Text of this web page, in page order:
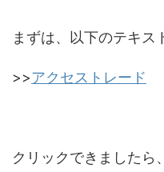
まずは、以下のテキス
>>アクセストレード
クリックできましたら